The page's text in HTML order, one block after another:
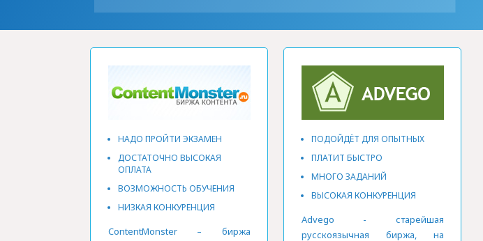
НАДО ПРОЙТИ ЭКЗАМЕН
ДОСТАТОЧНО ВЫСОКАЯ
ОПЛАТА
ВОЗМОЖНОСТЬ ОБУЧЕНИЯ
НИЗКАЯ КОНКУРЕНЦИЯ
ContentMonster – биржа
ПОДОЙДЁТ ДЛЯ ОПЫТНЫХ
ПЛАТИТ БЫСТРО
МНОГО ЗАДАНИЙ
ВЫСОКАЯ КОНКУРЕНЦИЯ
Аdvego - старейшая
русскоязычная биржа, на